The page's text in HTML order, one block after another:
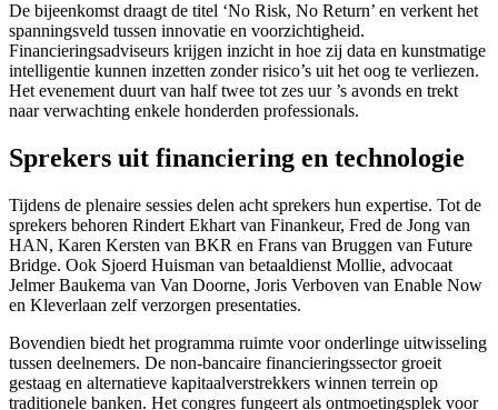
De bijeenkomst draagt de titel ‘No Risk, No Return’ en verkent het
spanningsveld tussen innovatie en voorzichtigheid.
Financieringsadviseurs krijgen inzicht in hoe zij data en kunstmatige
intelligentie kunnen inzetten zonder risico’s uit het oog te verliezen.
Het evenement duurt van half twee tot zes uur ’s avonds en trekt
naar verwachting enkele honderden professionals.
Sprekers uit financiering en technologie
Tijdens de plenaire sessies delen acht sprekers hun expertise. Tot de
sprekers behoren Rindert Ekhart van Finankeur, Fred de Jong van
HAN, Karen Kersten van BKR en Frans van Bruggen van Future
Bridge. Ook Sjoerd Huisman van betaaldienst Mollie, advocaat
Jelmer Baukema van Van Doorne, Joris Verboven van Enable Now
en Kleverlaan zelf verzorgen presentaties.
Bovendien biedt het programma ruimte voor onderlinge uitwisseling
tussen deelnemers. De non-bancaire financieringssector groeit
gestaag en alternatieve kapitaalverstrekkers winnen terrein op
traditionele banken. Het congres fungeert als ontmoetingsplek voor